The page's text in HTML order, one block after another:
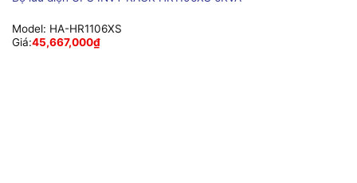
Model: HA-HR1106XS
Giá:45,667,000₫